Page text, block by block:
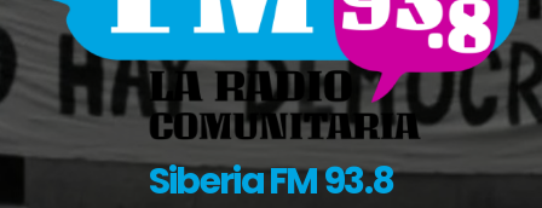
Siberia FM 93.8